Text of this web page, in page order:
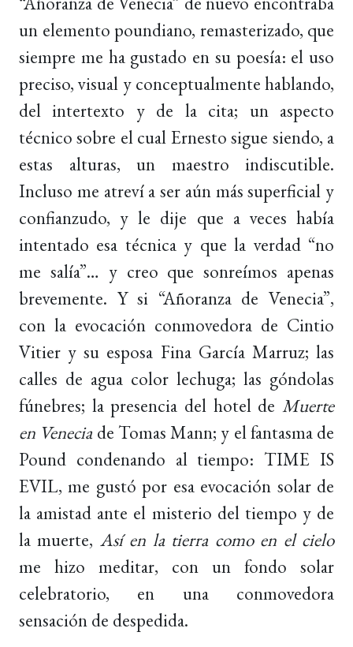
un elemento poundiano, remasterizado, que
siempre me ha gustado en su poesía: el uso
preciso, visual y conceptualmente hablando,
del intertexto y de la cita; un aspecto
técnico sobre el cual Ernesto sigue siendo, a
estas alturas, un maestro indiscutible.
Incluso me atreví a ser aún más superficial y
confianzudo, y le dije que a veces había
intentado esa técnica y que la verdad “no
me salía”… y creo que sonreímos apenas
brevemente. Y si “Añoranza de Venecia”,
con la evocación conmovedora de Cintio
Vitier y su esposa Fina García Marruz; las
calles de agua color lechuga; las góndolas
fúnebres; la presencia del hotel de Muerte
en Veneciade Tomas Mann; y el fantasma de
Pound condenando al tiempo: TIME IS
EVIL, me gustó por esa evocación solar de
la amistad ante el misterio del tiempo y de
la muerte, Así en la tierra como en el cielo
me hizo meditar, con un fondo solar
celebratorio, en una conmovedora
sensación de despedida.